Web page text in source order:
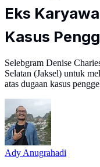
Eks
Kasus
Selebgram Denise
Selatan (Jaksel) untuk
atas dugaan kasus
Ady Anugrahadi